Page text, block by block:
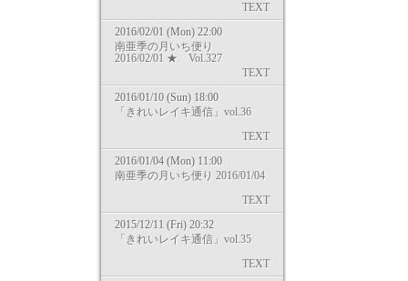
TEXT
2016/02/01 (Mon) 22:00
南亜季の月いち便り
2016/02/01 ★ Vol.327
TEXT
2016/01/10 (Sun) 18:00
「きれいレイキ通信」vol.36
TEXT
2016/01/04 (Mon) 11:00
南亜季の月いち便り 2016/01/04
TEXT
2015/12/11 (Fri) 20:32
「きれいレイキ通信」vol.35
TEXT